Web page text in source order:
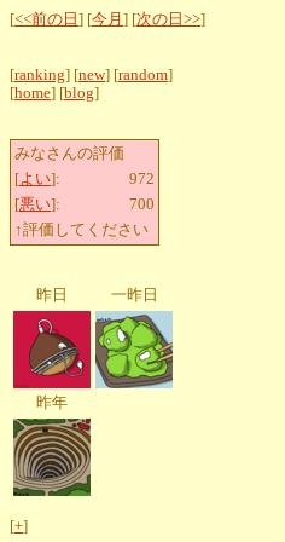
[<<前の日 ] [今月 ] [次の日>>]
[ranking] [new] [random]
[home] [blog]
みなさんの評価
[よい]:
972
[悪い]:
700
↑評価してください
昨日 一昨日
昨年
[+]